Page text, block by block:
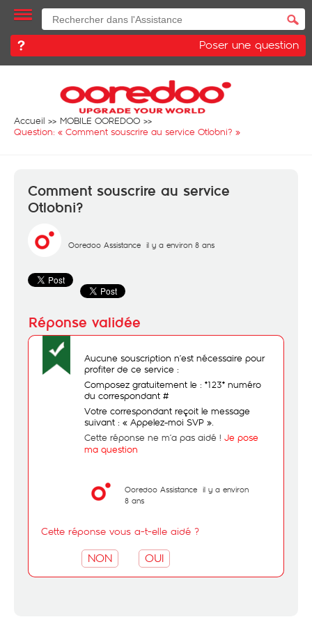
Poser une question
Accueil
MOBILE OOREDOO
Question: « Comment souscrire au service Otlobni? »
Comment souscrire au service
Otlobni?
Ooredoo Assistance il y a environ 8 ans
Aucune souscription n’est nécessaire pour
profiter de ce service :
Composez gratuitement le : *123* numéro
du correspondant #
Votre correspondant reçoit le message
suivant : « Appelez-moi SVP ».
Cette réponse ne m’a pas aidé ! Je pose
ma question
Ooredoo Assistance il y a environ
8 ans
Cette réponse vous a-t-elle aidé ?
NON OUI